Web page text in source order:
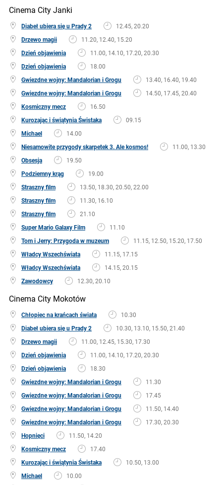
Cinema City Janki
Diabeł ubiera się u Prady 2
12.45, 20.20
Drzewo magii
11.20, 12.40, 15.20
Dzień objawienia
11.00, 14.10, 17.20, 20.30
Dzień objawienia
18.00
Gwiezdne wojny: Mandalorian i Grogu
13.40, 16.40, 19.40
Gwiezdne wojny: Mandalorian i Grogu
14.50, 17.45, 20.40
Kosmiczny mecz
16.50
Kurozając i świątynia Świstaka
09.15
Michael
14.00
Niesamowite przygody skarpetek 3. Ale kosmos!
11.00, 13.30
Obsesja
19.50
Podziemny krąg
19.00
Straszny film
13.50, 18.30, 20.50, 22.00
Straszny film
11.30, 16.10
Straszny film
21.10
Super Mario Galaxy Film
11.10
Tom i Jerry: Przygoda w muzeum
11.15, 12.50, 15.20, 17.50
Władcy Wszechświata
11.15, 17.15
Władcy Wszechświata
14.15, 20.15
Zawodowcy
12.30, 20.10
Cinema City Mokotów
Chłopiec na krańcach świata
10.30
Diabeł ubiera się u Prady 2
10.30, 13.10, 15.50, 21.40
Drzewo magii
11.00, 12.45, 15.30, 17.30
Dzień objawienia
11.00, 14.10, 17.20, 20.30
Dzień objawienia
18.30
Gwiezdne wojny: Mandalorian i Grogu
11.30
Gwiezdne wojny: Mandalorian i Grogu
17.45
Gwiezdne wojny: Mandalorian i Grogu
11.50, 14.40
Gwiezdne wojny: Mandalorian i Grogu
17.30, 20.30
Hopnięci
11.50, 14.20
Kosmiczny mecz
17.40
Kurozając i świątynia Świstaka
10.50, 13.00
Michael
10.00